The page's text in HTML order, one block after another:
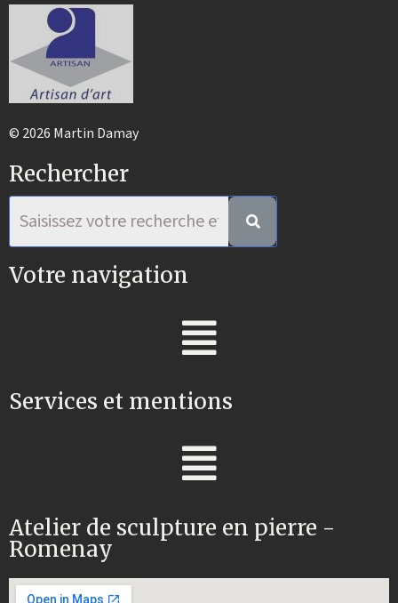
© 2026 Martin Damay
Rechercher
Votre navigation
Services et mentions
Atelier de sculpture en pierre -
Romenay